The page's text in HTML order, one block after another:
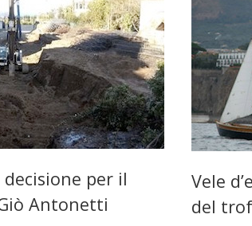
per il
Antonetti
Vele
del